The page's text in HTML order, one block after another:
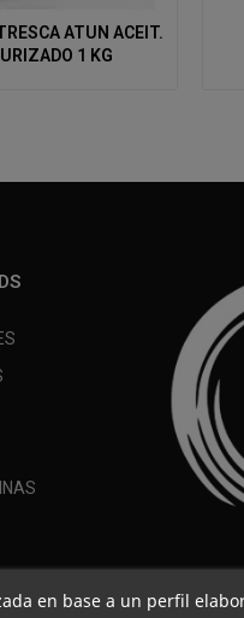
ATUN ACEIT.
1 KG
en base a un perfil